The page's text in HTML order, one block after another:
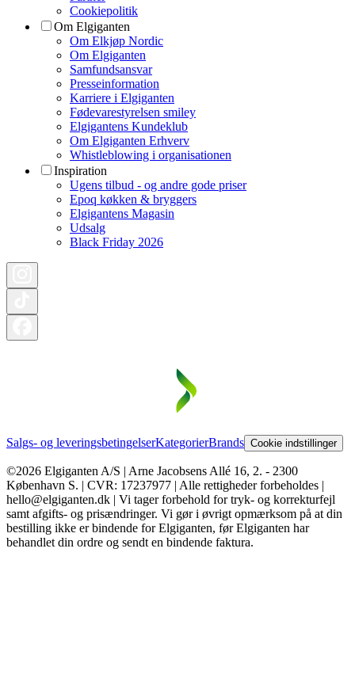
Cookiepolitik
Om Elgiganten
Om Elkjøp Nordic
Om Elgiganten
Samfundsansvar
Presseinformation
Karriere i Elgiganten
Fødevarestyrelsen smiley
Elgigantens Kundeklub
Om Elgiganten Erhverv
Whistleblowing i organisationen
Inspiration
Ugens tilbud - og andre gode priser
Epoq køkken & bryggers
Elgigantens Magasin
Udsalg
Black Friday 2026
Salgs- og leveringsbetingelserKategorierBrands Cookie indstillinger
©2026 Elgiganten A/S | Arne Jacobsens Allé 16, 2. - 2300
København S. | CVR: 17237977 | Alle rettigheder forbeholdes |
hello@elgiganten.dk | Vi tager forbehold for tryk- og korrekturfejl
samt afgifts- og prisændringer. Vi gør i øvrigt opmærksom på at din
bestilling ikke er bindende for Elgiganten, før Elgiganten har
behandlet din ordre og sendt en bindende faktura.